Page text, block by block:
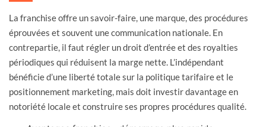
La franchise offre un savoir-faire, une marque, des procédures
éprouvées et souvent une communication nationale. En
contrepartie, il faut régler un droit d’entrée et des royalties
périodiques qui réduisent la marge nette. L’indépendant
bénéficie d’une liberté totale sur la politique tarifaire et le
positionnement marketing, mais doit investir davantage en
notoriété locale et construire ses propres procédures qualité.